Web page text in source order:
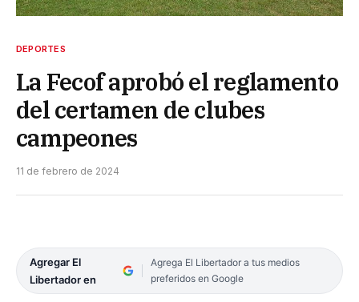
DEPORTES
La Fecof aprobó el reglamento
del certamen de clubes
campeones
11 de febrero de 2024
Agregar El
Libertador en
Agrega El Libertador a tus medios
preferidos en Google